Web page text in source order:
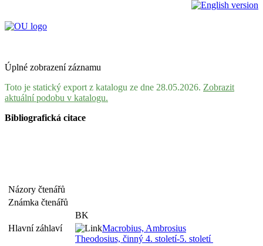
Úplné zobrazení záznamu
Toto je statický export z katalogu ze dne 28.05.2026. Zobrazit
aktuální podobu v katalogu.
Bibliografická citace
Názory čtenářů
Známka čtenářů
BK
Hlavní záhlaví
Macrobius, Ambrosius
Theodosius, činný 4. století-5. století